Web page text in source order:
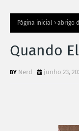
Página inicial abrigo
Quando
Nerd junho 23,